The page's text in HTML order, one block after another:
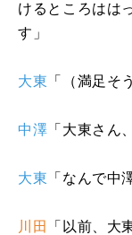
けるところはは
す」
大東 「（満足そ
中澤 「大東さん
大東 「なんで中
川田
「以前、大